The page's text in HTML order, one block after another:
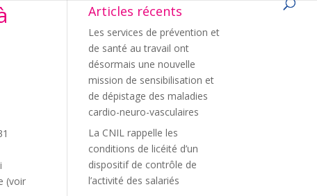
(voir
Articles récents
Les services de prévention et
de santé au travail ont
désormais une nouvelle
mission de sensibilisation et
de dépistage des maladies
cardio-neuro-vasculaires
La CNIL rappelle les
conditions de licéité d’un
dispositif de contrôle de
l’activité des salariés